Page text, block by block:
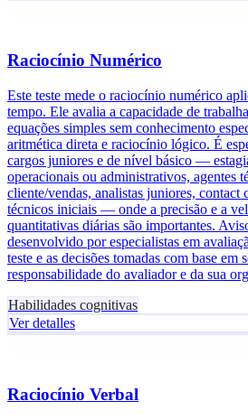
Raciocínio Numérico
Este teste mede o raciocínio numérico
tempo. Ele avalia a capacidade de
equações simples sem conhecimento
aritmética direta e raciocínio lógico. É
cargos juniores e de nível básico —
operacionais ou administrativos, agentes
cliente/vendas, analistas juniores, contact
técnicos iniciais — onde a precisão e a
quantitativas diárias são importantes.
desenvolvido por especialistas em
teste e as decisões tomadas com base em
responsabilidade do avaliador e da sua
Habilidades cognitivas
Ver detalles
Raciocínio Verbal